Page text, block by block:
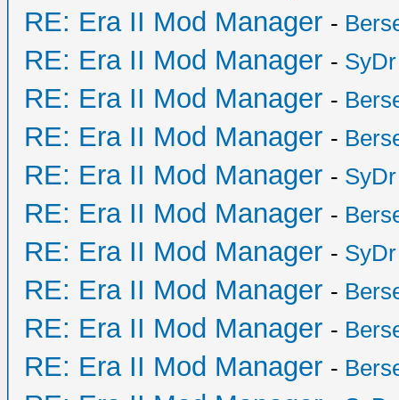
RE: Era II Mod Manager -
RE: Era II Mod Manager - SyDr
RE: Era II Mod Manager -
RE: Era II Mod Manager -
RE: Era II Mod Manager - SyDr
RE: Era II Mod Manager -
RE: Era II Mod Manager - SyDr
RE: Era II Mod Manager -
RE: Era II Mod Manager -
RE: Era II Mod Manager -